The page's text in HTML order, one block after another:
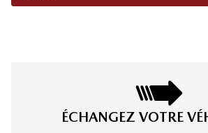
ÉCHANGEZ VOTRE